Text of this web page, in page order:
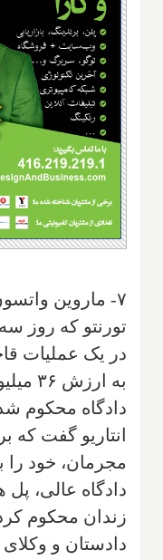
تورنتو که روز
در یک عملیات
به
دادگاه محکوم
انتاریو گفت که
مجرمان، خود
زندان محکوم
دادستان و